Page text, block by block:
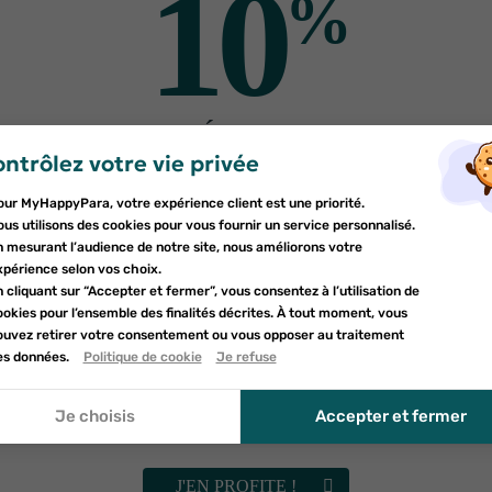
produits pour
à ma liste d'envies
Créer une nouvelle liste
une liste d'envies
de la liste d'envies
devez être connecté pour ajouter des produits à votre liste d'envies.
votre vie privée
MyHappyPara, votre expérience client est une priorité.
utilisons des cookies pour vous fournir un service personnalisé.
mesurant l’audience de notre site, nous améliorons votre
selon vos choix.
cliquant sur “Accepter et fermer”, vous consentez à l’utilisation de
pour l’ensemble des finalités décrites. À tout moment, vous
retirer votre consentement ou vous opposer au traitement
données.
Politique de cookie Je refuse
Je choisis Accepter et fermer
10%
DE RÉDUCTION
sur votre première commande
Inscrivez-vous à notre newsletter et profitez
d'une réduction sur votre première commande*
ce formulaire, j'accepte que les informations saisies soient
le cadre de ma demande et de la relation commerciale qui peut en
à la politique de confidentialité.
J'EN PROFITE !